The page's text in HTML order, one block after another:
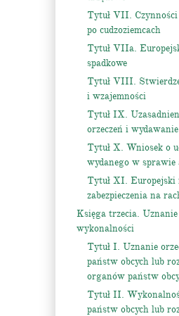
Tytuł VII. Czynności
po cudzoziemcach
Tytuł VIIa.
spadkowe
Tytuł VIII.
i wzajemności
Tytuł IX.
orzeczeń i
Tytuł X. Wniosek o
wydanego w
Tytuł XI. Europejski
zabezpieczenia na
Księga trzecia.
wykonalności
Tytuł I. Uznanie
państw obcych lub
organów państw
Tytuł II.
państw obcych lub